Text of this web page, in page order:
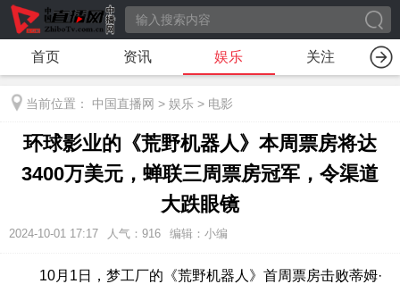
首页 资讯 娱乐 关注
当前位置： 中国直播网 > 娱乐 > 电影
环球影业的《荒野机器人》本周票房将达
3400万美元，蝉联三周票房冠军，令渠道
大跌眼镜
2024-10-01 17:17 人气： 916 编辑：小编
10月1日，梦工厂的《荒野机器人》首周票房击败蒂姆·